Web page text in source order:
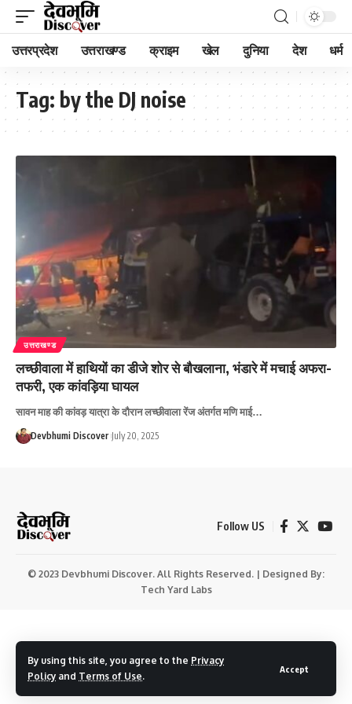
By using this site, you agree to the Privacy
Policy and Terms of Use.
Accept
उत्तरप्रदेश उत्तराखण्ड क्राइम खेल दुनिया देश धर्म
Tag: by the DJ noise
उत्तराखण्ड
लच्छीवाला में हाथियों का डीजे शोर से बौखलाना, भंडारे में मचाई अफरा-
तफरी, एक कांवड़िया घायल
सावन माह की कांवड़ यात्रा के दौरान लच्छीवाला रेंज अंतर्गत मणि माई…
Devbhumi Discover July 20, 2025
Follow US
© 2023 Devbhumi Discover. All Rights Reserved. | Designed By:
Tech Yard Labs